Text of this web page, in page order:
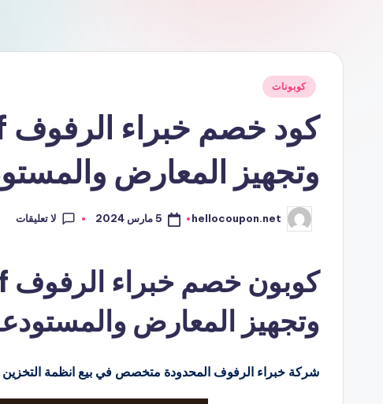
نُشركوبونات
وتجهيز المعارض
تمّ
النشر
hellocoupon.net 5 مارس 2024 لا تعليقات
وتجهيز المعارض
شركة خبراء الرفوف المحدودة متخصص في بيع انظمة